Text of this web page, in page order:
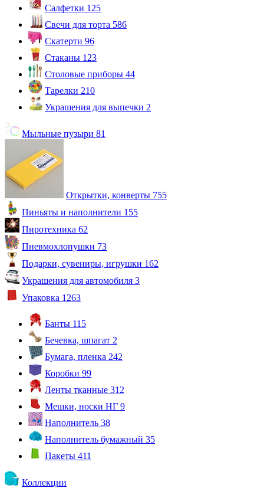
Салфетки 125
Свечи для торта 586
Скатерти 96
Стаканы 123
Столовые приборы 44
Тарелки 210
Украшения для выпечки 2
Мыльные пузыри 81
Открытки, конверты 755
Пиньяты и наполнители 155
Пиротехника 62
Пневмохлопушки 73
Подарки, сувениры, игрушки 162
Украшения для автомобиля 3
Упаковка 1263
Банты 115
Бечевка, шпагат 2
Бумага, пленка 242
Коробки 99
Ленты тканные 312
Мешки, носки НГ 9
Наполнитель 38
Наполнитель бумажный 35
Пакеты 411
Коллекции